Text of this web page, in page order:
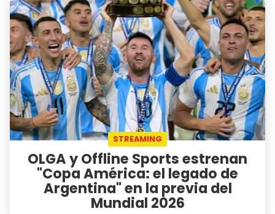
STREAMING
OLGA y Offline Sports estrenan
"Copa América: el legado de
Argentina" en la previa del
Mundial 2026